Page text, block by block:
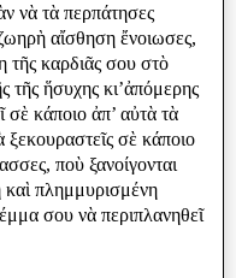
νὰ τὰ περπάτησες
αἴσθηση ἔνοιωσες,
τῆς καρδιᾶς σου στὸ
τῆς ἥσυχης κι’ἀπόμερης
σὲ κάποιο ἀπ’ αὐτὰ τὰ
ξεκουραστεῖς σὲ κάποιο
ποὺ ξανοίγονται
καὶ πλημμυρισμένη
σου νὰ περιπλανηθεῖ